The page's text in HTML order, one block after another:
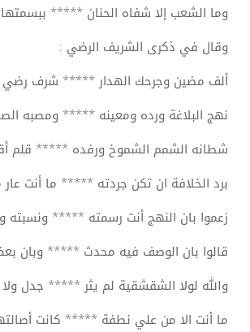
وما الشعب إلا شفاه الحنان ***** ببسمتها
وقال في ذكرى الشريف الرضي :
ألف مضين وجرحك الهدار ***** شرف
نهج البلاغة ورده ومعينه ***** ومصبه
شطانه الشمم الشموخ ورفده ***** قلم
برد الخلافة ان تكن جردته ***** ما أنت
زعموا بان النهج أنت رسمته ***** ونسبته
قالوا بان الوصف فيه محدث ***** وبان
والله لولا الشقشقية لم يثر ***** جدل
ما أنت الا من علي نطفة ***** كانت